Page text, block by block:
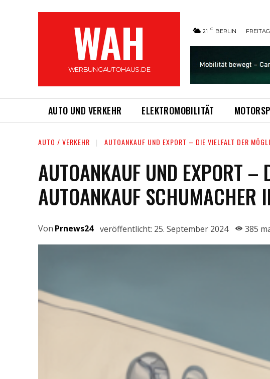
WAH
WERBUNGAUTOHAUS.DE
21 C BERLIN
AUTO UND VERKEHR ELEKTROMOBILITÄT
AUTO / VERKEHR AUTOANKAUF UND EXPORT – DIE VIELFALT DER
AUTOANKAUF UND EXPORT –
AUTOANKAUF SCHUMACHER
Von Prnews24 veröffentlicht: 25. September 2024 385